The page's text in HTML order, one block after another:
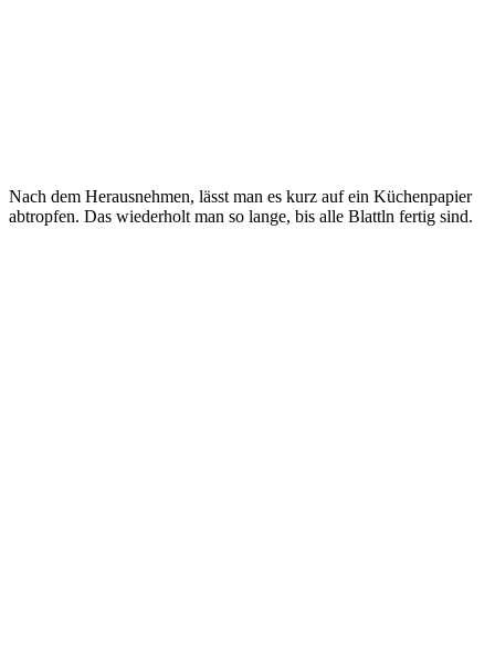
Nach dem Herausnehmen, lässt man es kurz auf ein Küchenpapier
abtropfen. Das wiederholt man so lange, bis alle Blattln fertig sind.